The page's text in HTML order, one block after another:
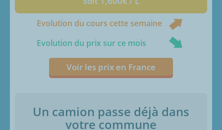
Evolution du cours cette semaine
Evolution du prix sur ce mois
Voir les prix en France
Un camion passe déjà dans
votre commune